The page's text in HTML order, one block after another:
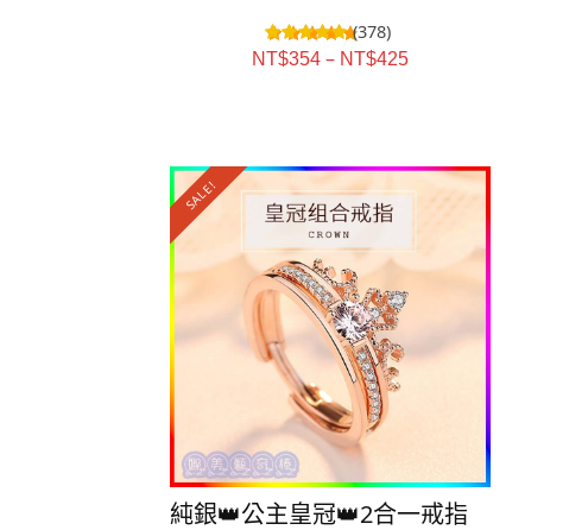
(378)
NT$354 – NT$425
SALE!
純銀👑公主皇冠👑2合一戒指